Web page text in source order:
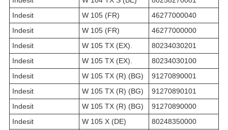
Indesit
W 105 (FR)
46277000040
Indesit
W 105 (FR)
46277000000
Indesit
W 105 TX (EX).
80234030201
Indesit
W 105 TX (EX).
80234030100
Indesit
W 105 TX (R) (BG)
91270890001
Indesit
W 105 TX (R) (BG)
91270890101
Indesit
W 105 TX (R) (BG)
91270890000
Indesit
W 105 X (DE)
80248350000